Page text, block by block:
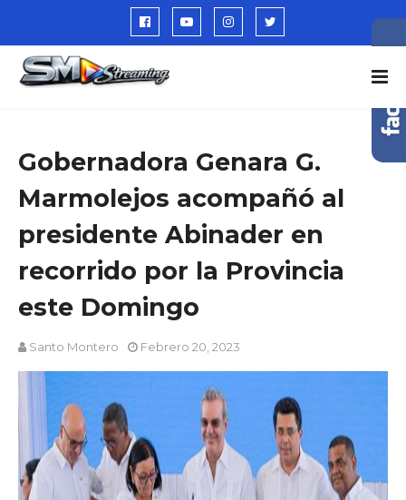
Gobernadora Genara G.
Marmolejos acompañó al
presidente Abinader en
recorrido por la Provincia
este Domingo
Santo Montero Febrero 20, 2023